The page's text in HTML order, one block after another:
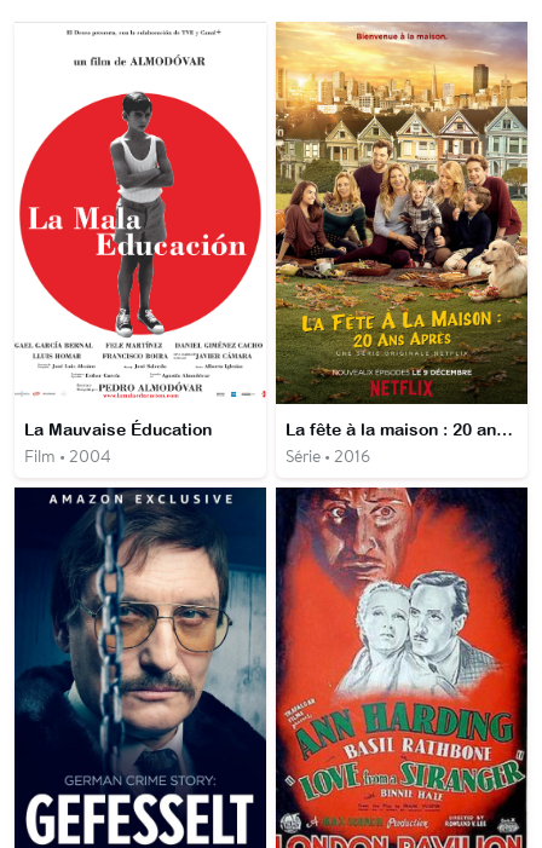
La Mauvaise Éducation
Film • 2004
La fête à la maison : 20 ans après
Série • 2016